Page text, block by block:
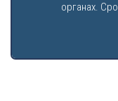
органах.